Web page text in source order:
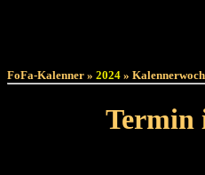
FoFa-Kalenner » 2024 »
Termin